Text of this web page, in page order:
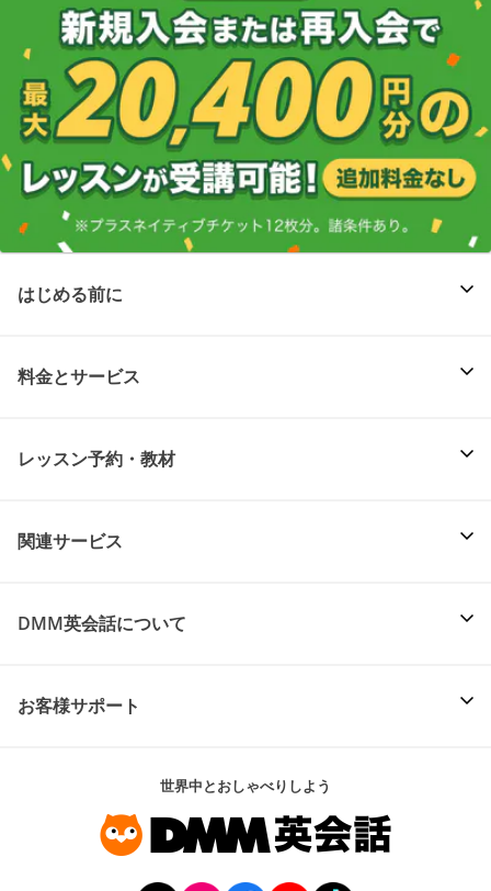
はじめる前に
料金とサービス
レッスン予約・教材
関連サービス
DMM英会話について
お客様サポート
世界中とおしゃべりしよう